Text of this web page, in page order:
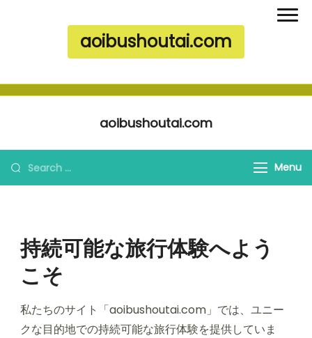
aoibushoutai.com
aoibushoutai.com
Search for: Menu
持続可能な旅行体験へよう
こそ
私たちのサイト「aoibushoutai.com」では、ユニー
クな目的地での持続可能な旅行体験を提供していま